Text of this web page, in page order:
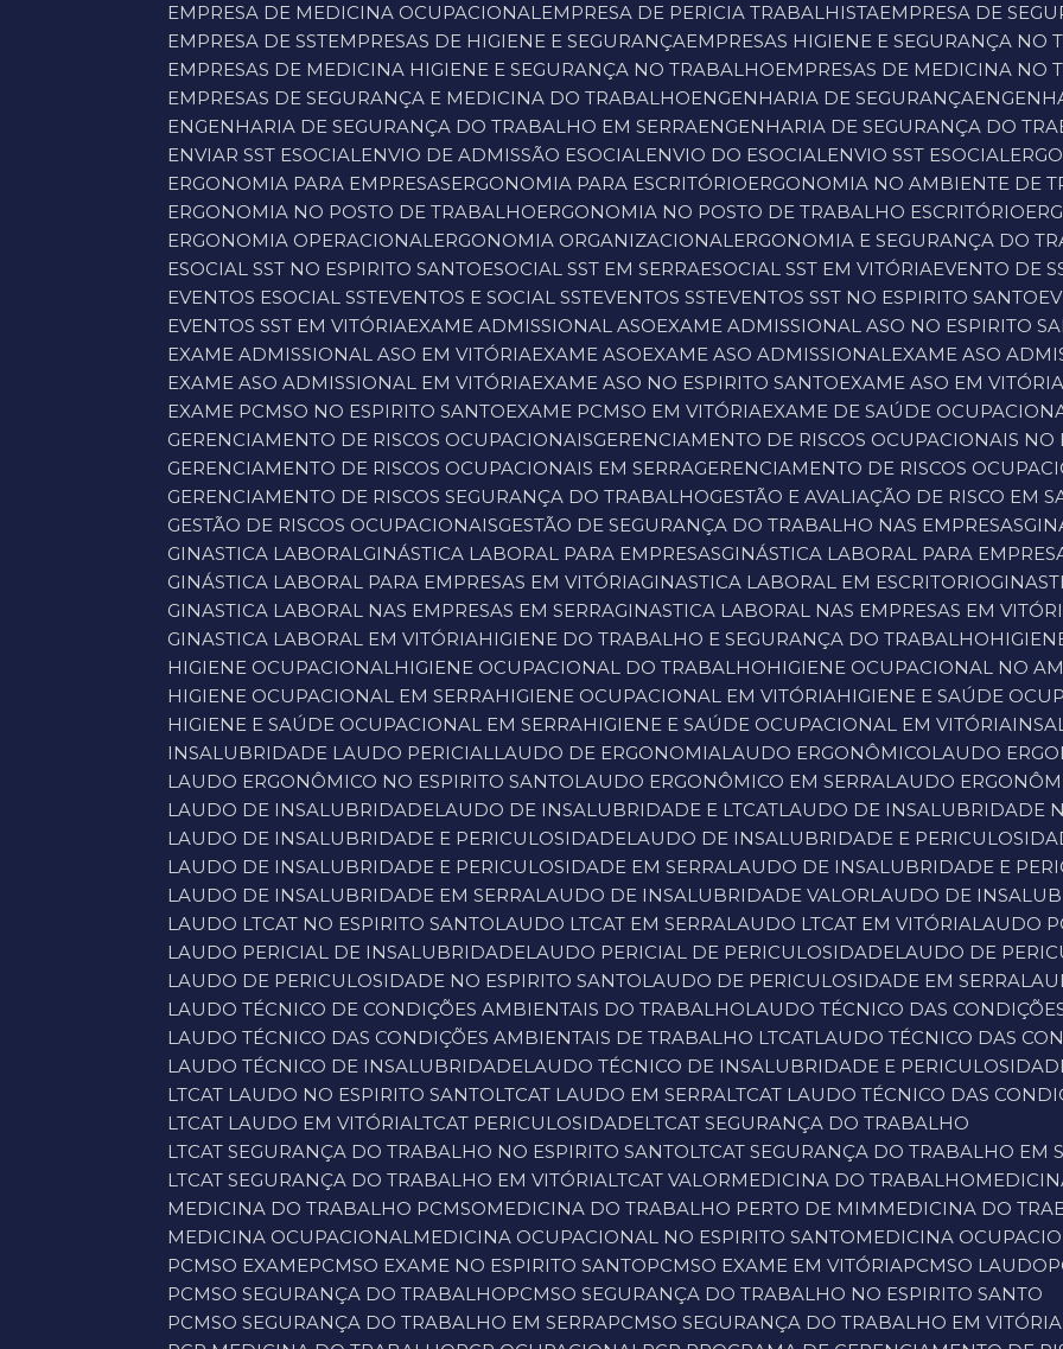
EMPRESA DE MEDICINA OCUPACIONAL EMPRESA DE PERICIA TRABALHISTA EMPRESA DE
EMPRESA DE SST EMPRESAS DE HIGIENE E SEGURANÇA EMPRESAS HIGIENE E SEGURANÇA NO
EMPRESAS DE MEDICINA HIGIENE E SEGURANÇA NO TRABALHO
EMPRESAS DE MEDICINA NO
EMPRESAS DE SEGURANÇA E MEDICINA DO TRABALHO
ENGENHARIA DE SEGURANÇA
ENGENHARIA DE SEGURANÇA DO TRABALHO EM SERRA ENGENHARIA DE SEGURANÇA DO
ENVIAR SST ESOCIAL ENVIO DE ADMISSÃO ESOCIAL ENVIO DO ESOCIAL ENVIO SST ESOCIAL
ERGONOMIA PARA EMPRESAS
ERGONOMIA PARA ESCRITÓRIO
ERGONOMIA NO AMBIENTE DE
ERGONOMIA NO POSTO DE TRABALHO
ERGONOMIA NO POSTO DE TRABALHO ESCRITÓRIO
ERGONOMIA OPERACIONAL ERGONOMIA ORGANIZACIONAL ERGONOMIA E SEGURANÇA DO
ESOCIAL SST NO ESPIRITO SANTO ESOCIAL SST EM SERRA ESOCIAL SST EM VITÓRIA EVENTO DE
EVENTOS ESOCIAL SST EVENTOS E SOCIAL SST EVENTOS SST EVENTOS SST NO ESPIRITO SANTO
EVENTOS SST EM VITÓRIA EXAME ADMISSIONAL ASO EXAME ADMISSIONAL ASO NO ESPIRITO
EXAME ADMISSIONAL ASO EM VITÓRIA EXAME ASO EXAME ASO ADMISSIONAL EXAME ASO
EXAME ASO ADMISSIONAL EM VITÓRIA EXAME ASO NO ESPIRITO SANTO EXAME ASO EM
EXAME PCMSO NO ESPIRITO SANTO EXAME PCMSO EM VITÓRIA EXAME DE SAÚDE
GERENCIAMENTO DE RISCOS OCUPACIONAIS
GERENCIAMENTO DE RISCOS OCUPACIONAIS
GERENCIAMENTO DE RISCOS OCUPACIONAIS EM SERRA
GERENCIAMENTO DE RISCOS
GERENCIAMENTO DE RISCOS SEGURANÇA DO TRABALHO
GESTÃO E AVALIAÇÃO DE RISCO EM
GESTÃO DE RISCOS OCUPACIONAIS
GESTÃO DE SEGURANÇA DO TRABALHO NAS EMPRESAS
GINASTICA LABORAL
GINÁSTICA LABORAL PARA EMPRESAS
GINÁSTICA LABORAL PARA
GINÁSTICA LABORAL PARA EMPRESAS EM VITÓRIA
GINASTICA LABORAL EM ESCRITORIO
GINASTICA LABORAL NAS EMPRESAS EM SERRA
GINASTICA LABORAL NAS EMPRESAS EM
GINASTICA LABORAL EM VITÓRIA
HIGIENE DO TRABALHO E SEGURANÇA DO TRABALHO
HIGIENE OCUPACIONAL
HIGIENE OCUPACIONAL DO TRABALHO
HIGIENE OCUPACIONAL NO
HIGIENE OCUPACIONAL EM SERRA
HIGIENE OCUPACIONAL EM VITÓRIA
HIGIENE E SAÚDE
HIGIENE E SAÚDE OCUPACIONAL EM SERRA
HIGIENE E SAÚDE OCUPACIONAL EM VITÓRIA
INSALUBRIDADE LAUDO PERICIAL LAUDO DE ERGONOMIA LAUDO ERGONÔMICO LAUDO
LAUDO ERGONÔMICO NO ESPIRITO SANTO LAUDO ERGONÔMICO EM SERRA LAUDO
LAUDO DE INSALUBRIDADE LAUDO DE INSALUBRIDADE E LTCAT LAUDO DE INSALUBRIDADE
LAUDO DE INSALUBRIDADE E PERICULOSIDADE LAUDO DE INSALUBRIDADE E
LAUDO DE INSALUBRIDADE E PERICULOSIDADE EM SERRA LAUDO DE INSALUBRIDADE E
LAUDO DE INSALUBRIDADE EM SERRA LAUDO DE INSALUBRIDADE VALOR LAUDO DE
LAUDO LTCAT NO ESPIRITO SANTO LAUDO LTCAT EM SERRA LAUDO LTCAT EM VITÓRIA LAUDO
LAUDO PERICIAL DE INSALUBRIDADE LAUDO PERICIAL DE PERICULOSIDADE LAUDO DE
LAUDO DE PERICULOSIDADE NO ESPIRITO SANTO LAUDO DE PERICULOSIDADE EM SERRA
LAUDO TÉCNICO DE CONDIÇÕES AMBIENTAIS DO TRABALHO LAUDO TÉCNICO DAS
LAUDO TÉCNICO DAS CONDIÇÕES AMBIENTAIS DE TRABALHO LTCAT LAUDO TÉCNICO DAS
LAUDO TÉCNICO DE INSALUBRIDADE LAUDO TÉCNICO DE INSALUBRIDADE E
LTCAT LAUDO NO ESPIRITO SANTO LTCAT LAUDO EM SERRA LTCAT LAUDO TÉCNICO DAS
LTCAT LAUDO EM VITÓRIA LTCAT PERICULOSIDADE LTCAT SEGURANÇA DO TRABALHO
LTCAT SEGURANÇA DO TRABALHO NO ESPIRITO SANTO LTCAT SEGURANÇA DO TRABALHO EM
LTCAT SEGURANÇA DO TRABALHO EM VITÓRIA LTCAT VALOR MEDICINA DO TRABALHO
MEDICINA DO TRABALHO PCMSO
MEDICINA DO TRABALHO PERTO DE MIM
MEDICINA DO
MEDICINA OCUPACIONAL
MEDICINA OCUPACIONAL NO ESPIRITO SANTO
MEDICINA
PCMSO EXAME
PCMSO EXAME NO ESPIRITO SANTO PCMSO EXAME EM VITÓRIA PCMSO LAUDO
PCMSO SEGURANÇA DO TRABALHO
PCMSO SEGURANÇA DO TRABALHO NO ESPIRITO SANTO
PCMSO SEGURANÇA DO TRABALHO EM SERRA
PCMSO SEGURANÇA DO TRABALHO EM VITÓRIA